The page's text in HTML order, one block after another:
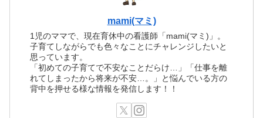
mami(マミ)
1児のママで、現在育休中の看護師「mami(マミ)」。
子育てしながらでも色々なことにチャレンジしたいと
思っています。
「初めての子育てで不安なことだらけ…」「仕事を離
れてしまったから将来が不安…。」と悩んでいる方の
背中を押せる様な情報を発信します！！